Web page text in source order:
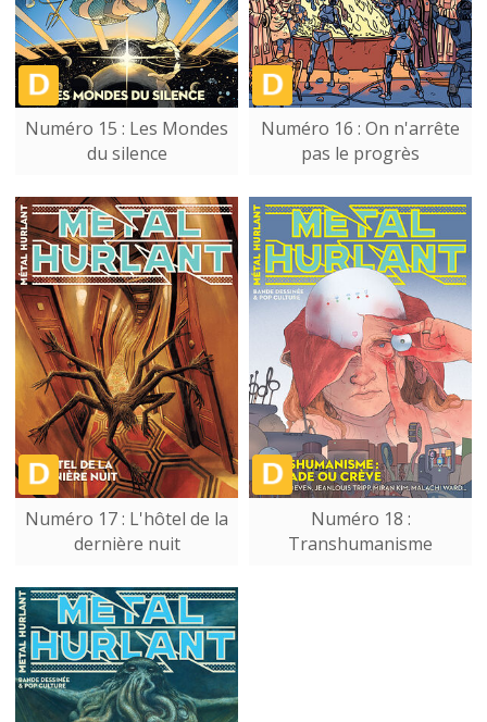
Numéro 15 : Les Mondes
du silence
Numéro 16 : On n'arrête
pas le progrès
Numéro 17 : L'hôtel de la
dernière nuit
Numéro 18 :
Transhumanisme